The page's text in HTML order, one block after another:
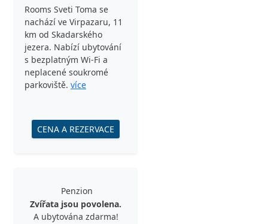
Rooms Sveti Toma se
nachází ve Virpazaru, 11
km od Skadarského
jezera. Nabízí ubytování
s bezplatným Wi-Fi a
neplacené soukromé
parkoviště. více
CENA A REZERVACE
Penzion
Zvířata jsou povolena.
A ubytována zdarma!